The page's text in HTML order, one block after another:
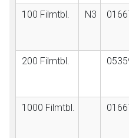
100 Filmtbl. N3
200 Filmtbl.
1000 Filmtbl.